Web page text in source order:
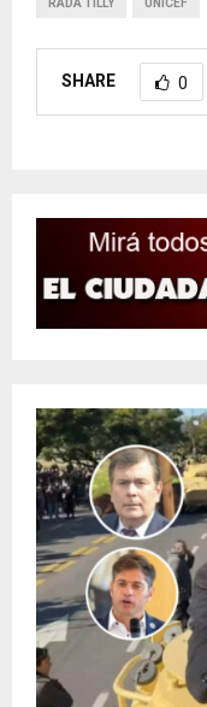
RADA TILLY UNICEF
SHARE 0